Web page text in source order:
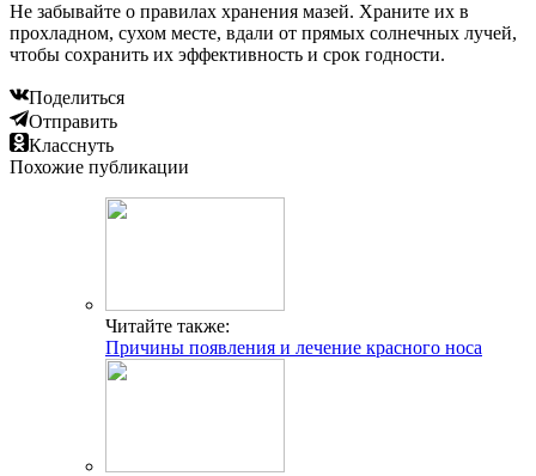
Не забывайте о правилах хранения мазей. Храните их в
прохладном, сухом месте, вдали от прямых солнечных лучей,
чтобы сохранить их эффективность и срок годности.
Поделиться
Отправить
Класснуть
Похожие публикации
Читайте также:
Причины появления и лечение красного носа